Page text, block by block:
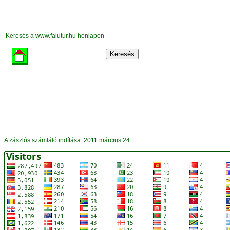
Keresés a www.falutur.hu honlapon
A zászlós számláló indítása: 2011 március 24.